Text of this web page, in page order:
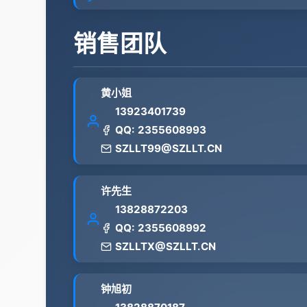
销售团队
黄小姐
13923401739
QQ: 2355608993
SZLLT99@SZLLT.CN
许先生
13828872203
QQ: 2355608992
SZLLTX@SZLLT.CN
钟旭初